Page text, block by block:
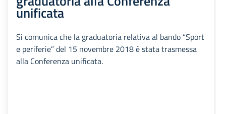
unificata
Si comunica che la graduatoria relativa al bando “Sport
e periferie” del 15 novembre 2018 è stata trasmessa
alla Conferenza unificata.